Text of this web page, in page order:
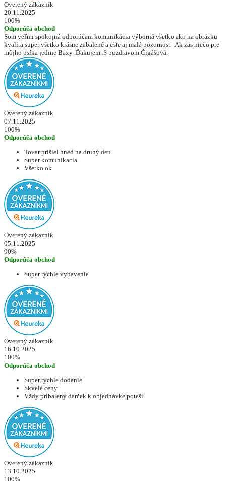
Overený zákazník
20.11.2025
100%
Odporúča obchod
Som veľmi spokojná odporúčam komunikácia výborná všetko ako na obrázku
kvalita super všetko krásne zabalené a ešte aj malá pozornosť .Ak zas niečo pre
môjho psíka jedine Baxy .Ďakujem .S pozdravom Čigášová.
Overený zákazník
07.11.2025
100%
Odporúča obchod
Tovar prišiel hned na druhý den
Super komunikacia
Všetko ok
Overený zákazník
05.11.2025
90%
Odporúča obchod
Super rýchle vybavenie
Overený zákazník
16.10.2025
100%
Odporúča obchod
Super rýchle dodanie
Skvelé ceny
Vždy pribalený darček k objednávke poteší
Overený zákazník
13.10.2025
100%